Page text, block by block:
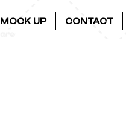
MOCK UP CONTACT